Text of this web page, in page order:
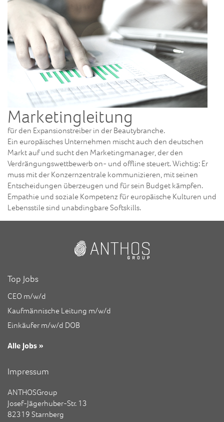
Marketingleitung
für den Expansionstreiber in der Beautybranche.
Ein europäisches Unternehmen mischt auch den deutschen
Markt auf und sucht den Marketingmanager, der den
Verdrängungswettbewerb on- und offline steuert. Wichtig: Er
muss mit der Konzernzentrale kommunizieren, mit seinen
Entscheidungen überzeugen und für sein Budget kämpfen.
Empathie und soziale Kompetenz für europäische Kulturen und
Lebensstile sind unabdingbare Softskills.
Top Jobs
CEO m/w/d
Kaufmännische Leitung m/w/d
Einkäufer m/w/d DOB
Alle Jobs »
Impressum
ANTHOSGroup
Josef-Jägerhuber-Str. 13
82319 Starnberg